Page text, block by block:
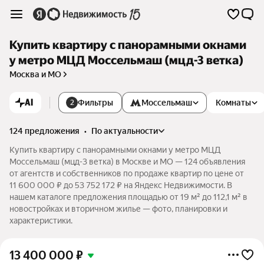
Купить квартиру с панорамными окнами
у метро МЦД Моссельмаш (мцд-3 ветка)
Москва и МО
AI 2 Фильтры Комнаты
Моссельмаш
124 предложения •
по актуальности
Купить квартиру с панорамными окнами у метро МЦД
Моссельмаш (мцд-3 ветка) в Москве и МО — 124 объявления
от агентств и собственников по продаже квартир по цене от
11 600 000 ₽ до 53 752 172 ₽ на Яндекс Недвижимости. В
нашем каталоге предложения площадью от 19 м² до 112,1 м² в
новостройках и вторичном жилье — фото, планировки и
характеристики.
13 400 000 ₽